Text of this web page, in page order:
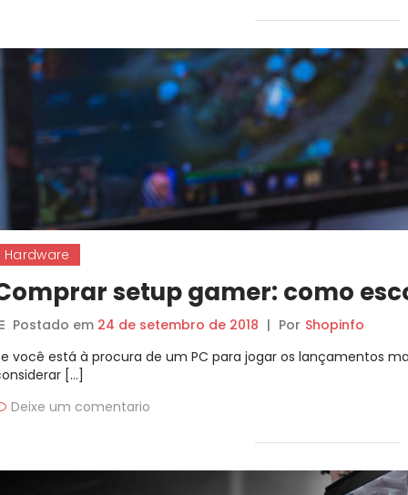
Hardware
setup gamer: como
Postado em 24 de setembro de 2018 | Por Shopinfo
você está à procura de um PC para jogar os lançamentos
[…]
Deixe um comentario